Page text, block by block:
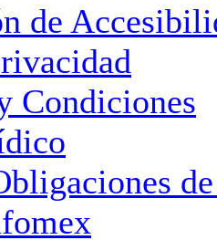
de
Condiciones